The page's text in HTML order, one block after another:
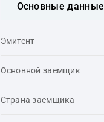
Основные данные
Эмитент
Основной заемщик
Страна заемщика